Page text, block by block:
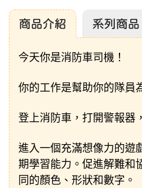
商品介紹 系列商品
今天你是消防車司機！
你的工作是幫助你的隊員
登上消防車，打開警報器
進入一個充滿想像力的遊
期學習能力。促進解難和
同的顏色、形狀和數字。